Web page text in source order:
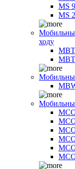
MS
MS
ходу